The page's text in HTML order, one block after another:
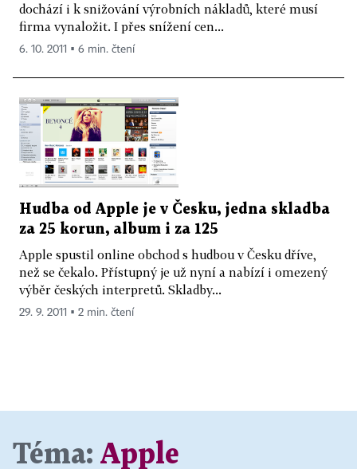
dochází i k snižování výrobních nákladů, které musí
firma vynaložit. I přes snížení cen...
6. 10. 2011 ▪ 6 min. čtení
Hudba od Apple je v Česku, jedna skladba
za 25 korun, album i za 125
Apple spustil online obchod s hudbou v Česku dříve,
než se čekalo. Přístupný je už nyní a nabízí i omezený
výběr českých interpretů. Skladby...
29. 9. 2011 ▪ 2 min. čtení
Téma: Apple